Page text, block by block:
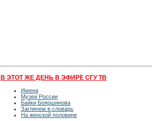
В ЭТОТ ЖЕ ДЕНЬ В ЭФИРЕ СГУ ТВ
Имена
Музеи России
Байки Бояршинова
Заглянем в словарь
На женской половине